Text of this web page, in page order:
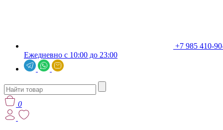
+7 985 410-
Ежедневно с 10:00 до 23:00
0